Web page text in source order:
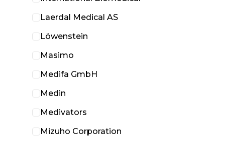
Laerdal Medical AS
Löwenstein
Masimo
Medifa GmbH
Medin
Medivators
Mizuho Corporation